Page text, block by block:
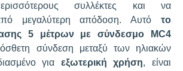
συλλέκτες και να
μεγαλύτερη απόδοση. Αυτό το
5 μέτρων με σύνδεσμο MC4
σύνδεση μεταξύ των ηλιακών
για εξωτερική χρήση, είναι